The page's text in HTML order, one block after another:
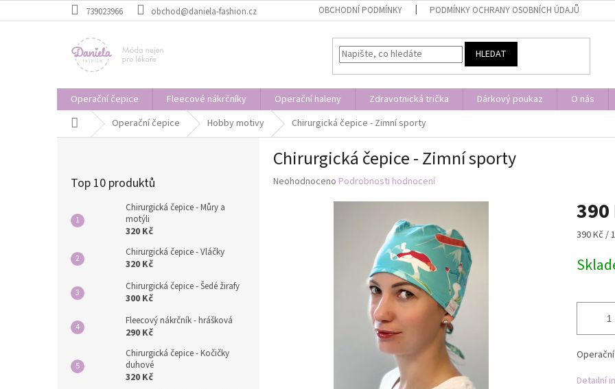
na
739023966 obchod@daniela-fashion.cz OBCHODNÍ PODMÍNKY PODMÍNKY OCHRANY OSOBNÍCH ÚDAJŮ
HLEDAT
Operační čepice Fleecové nákrčníky Operační haleny Zdravotnická trička Dárkový poukaz O nás
Domů Operační čepice Hobby motivy Chirurgická čepice - Zimní sporty
Top 10 produktů
Chirurgická čepice - Můry a
motýli
320 Kč
Chirurgická čepice - Vláčky
320 Kč
Chirurgická čepice - Šedé žirafy
300 Kč
Fleecový nákrčník - hrášková
290 Kč
Chirurgická čepice - Kočičky
duhové
320 Kč
Chirurgická čepice - Zimní sporty
Průměrné
Neohodnoceno Podrobnosti hodnocení
390
Měrná
390 Kč /
Detailní